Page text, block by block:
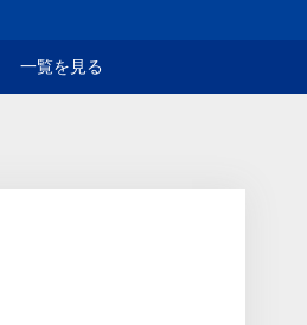
一覧を見る